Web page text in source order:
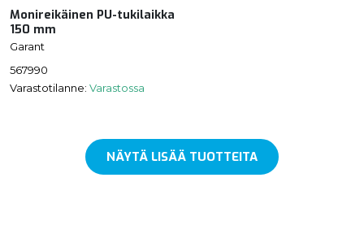
Monireikäinen PU-tukilaikka
150 mm
Garant
567990
Varastotilanne: Varastossa
NÄYTÄ LISÄÄ TUOTTEITA